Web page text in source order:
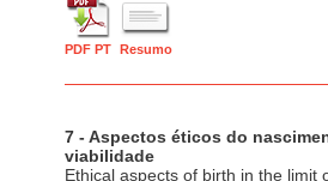
PDF PT Resumo
7 - Aspectos éticos do
viabilidade
Ethical aspects of birth in the limit